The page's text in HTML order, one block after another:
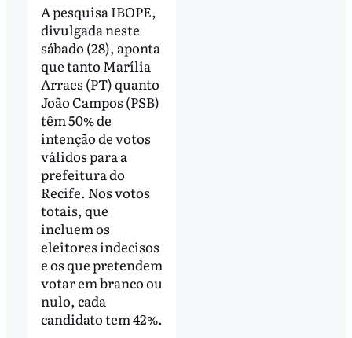
A pesquisa IBOPE,
divulgada neste
sábado (28), aponta
que tanto Marília
Arraes (PT) quanto
João Campos (PSB)
têm 50% de
intenção de votos
válidos para a
prefeitura do
Recife. Nos votos
totais, que
incluem os
eleitores indecisos
e os que pretendem
votar em branco ou
nulo, cada
candidato tem 42%.